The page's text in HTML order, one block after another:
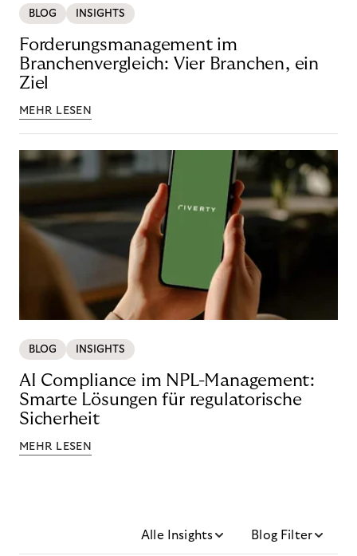
BLOG INSIGHTS
Forderungsmanagement im
Branchenvergleich: Vier Branchen, ein
Ziel
MEHR LESEN
BLOG INSIGHTS
AI Compliance im NPL-Management:
Smarte Lösungen für regulatorische
Sicherheit
MEHR LESEN
Alle Insights Blog Filter